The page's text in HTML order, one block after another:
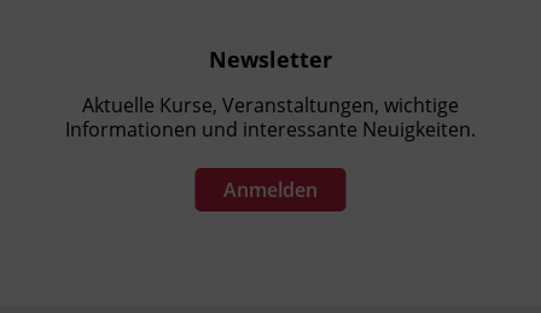
Newsletter
Aktuelle Kurse, Veranstaltungen, wichtige
Informationen und interessante Neuigkeiten.
Anmelden